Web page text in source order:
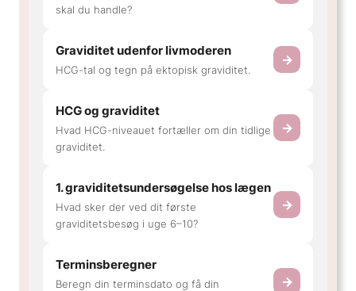
skal du handle?
Graviditet udenfor livmoderen
HCG-tal og tegn på ektopisk graviditet.
→
HCG og graviditet
Hvad HCG-niveauet fortæller om din tidlige
graviditet.
→
1. graviditetsundersøgelse hos lægen
Hvad sker der ved dit første
graviditetsbesøg i uge 6–10?
→
Terminsberegner
Beregn din terminsdato og få din
→